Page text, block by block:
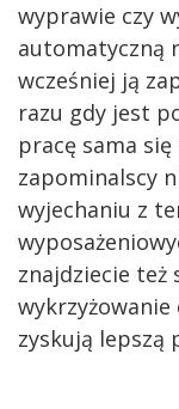
wyprawie czy
automatyczną
wcześniej ją
razu gdy jest
pracę sama się
zapominalscy
wyjechaniu z
znajdziecie też
wykrzyżowanie
zyskują lepszą